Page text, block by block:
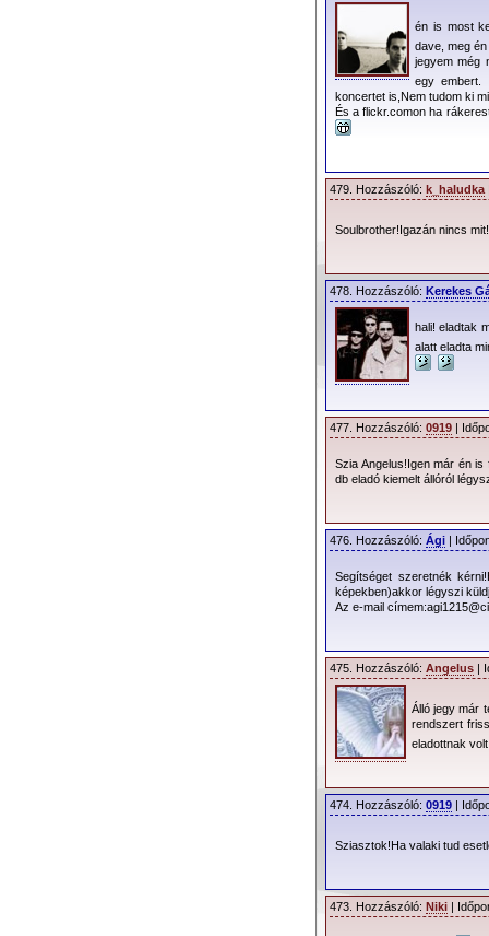
felbontásban is
én is most
dave, meg én
jegyem még
egy embert.
koncertet is,Nem tudom ki
És a flickr.comon ha
479. Hozzászóló: k_haludka
Soulbrother!Igazán nincs mit!
478. Hozzászóló: Kerekes
hali! eladtak
alatt eladta
477. Hozzászóló: 0919 |
Szia Angelus!Igen már én
db eladó kiemelt állóról
476. Hozzászóló: Ági |
Segítséget szeretnék
képekben)akkor légyszi
Az e-mail
475. Hozzászóló: Angelus |
Álló jegy már
rendszert
eladottnak
474. Hozzászóló: 0919 |
Sziasztok!Ha valaki tud
473. Hozzászóló: Niki |